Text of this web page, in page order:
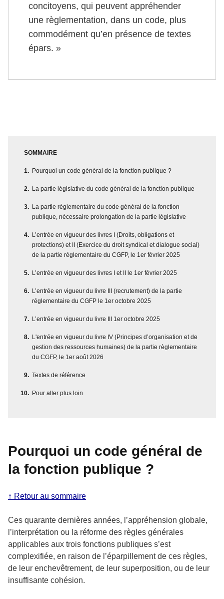
concitoyens, qui peuvent appréhender
une règlementation, dans un code, plus
commodément qu’en présence de textes
épars. »
SOMMAIRE
Pourquoi un code général de la fonction publique ?
La partie législative du code général de la fonction publique
La partie réglementaire du code général de la fonction
publique, nécessaire prolongation de la partie législative
L’entrée en vigueur des livres I (Droits, obligations et
protections) et II (Exercice du droit syndical et dialogue social)
de la partie réglementaire du CGFP, le 1er février 2025
L’entrée en vigueur des livres I et II le 1er février 2025
L’entrée en vigueur du livre III (recrutement) de la partie
réglementaire du CGFP le 1er octobre 2025
L’entrée en vigueur du livre III 1er octobre 2025
L'entrée en vigueur du livre IV (Principes d’organisation et de
gestion des ressources humaines) de la partie règlementaire
du CGFP, le 1er août 2026
Textes de référence
Pour aller plus loin
Pourquoi un code général de
la fonction publique ?
↑ Retour au sommaire
Ces quarante dernières années, l’appréhension globale,
l’interprétation ou la réforme des règles générales
applicables aux trois fonctions publiques s’est
complexifiée, en raison de l’éparpillement de ces règles,
de leur enchevêtrement, de leur superposition, ou de leur
insuffisante cohésion.